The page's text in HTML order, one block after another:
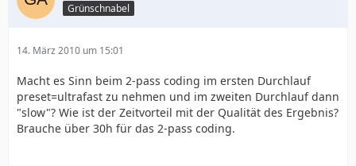
Grünschnabel
14. März 2010 um 15:01
Macht es Sinn beim 2-pass coding im ersten Durchlauf
preset=ultrafast zu nehmen und im zweiten Durchlauf dann
"slow"? Wie ist der Zeitvorteil mit der Qualität des Ergebnis?
Brauche über 30h für das 2-pass coding.